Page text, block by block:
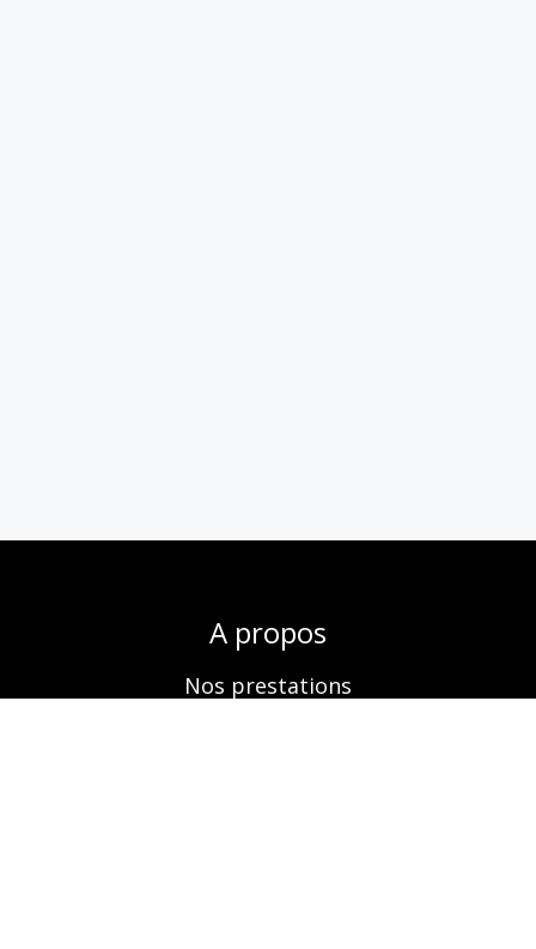
A propos
Nos prestations